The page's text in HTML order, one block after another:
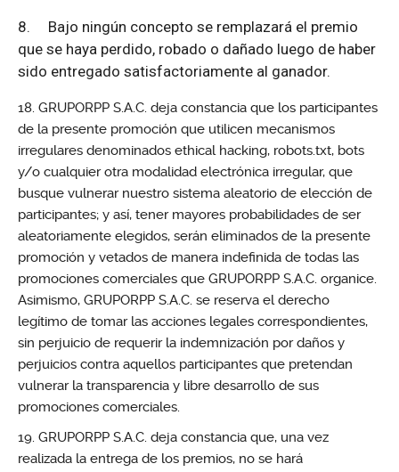
8. Bajo ningún concepto se remplazará el premio
que se haya perdido, robado o dañado luego de haber
sido entregado satisfactoriamente al ganador.
GRUPORPP S.A.C. deja constancia que los participantes
de la presente promoción que utilicen mecanismos
irregulares denominados ethical hacking, robots.txt, bots
y/o cualquier otra modalidad electrónica irregular, que
busque vulnerar nuestro sistema aleatorio de elección de
participantes; y así, tener mayores probabilidades de ser
aleatoriamente elegidos, serán eliminados de la presente
promoción y vetados de manera indefinida de todas las
promociones comerciales que GRUPORPP S.A.C. organice.
Asimismo, GRUPORPP S.A.C. se reserva el derecho
legítimo de tomar las acciones legales correspondientes,
sin perjuicio de requerir la indemnización por daños y
perjuicios contra aquellos participantes que pretendan
vulnerar la transparencia y libre desarrollo de sus
promociones comerciales.
GRUPORPP S.A.C. deja constancia que, una vez
realizada la entrega de los premios, no se hará